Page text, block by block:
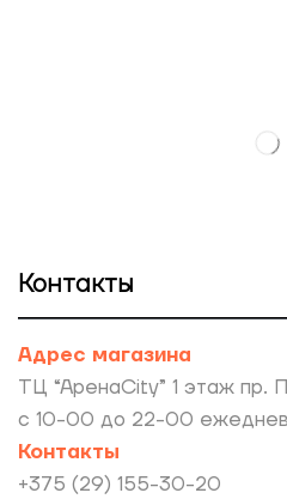
Контакты
Адрес магазина
ТЦ “АренаCity” 1 этаж пр.
с 10-00 до 22-00
Контакты
+375 (29) 155-30-20